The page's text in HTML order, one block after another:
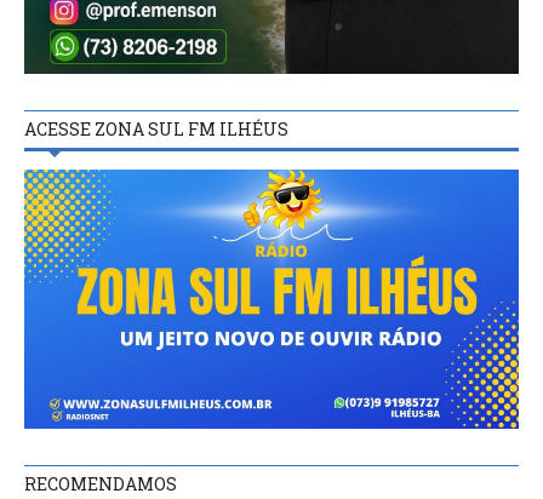
ACESSE ZONA SUL FM ILHÉUS
RECOMENDAMOS